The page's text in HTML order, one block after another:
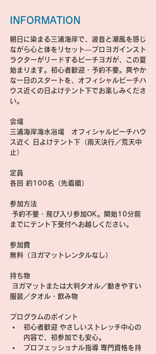
INFORMATION
朝日に染まる三浦海岸で、波音と潮風を感じ
ながら心と体をリセット―プロヨガインスト
ラクターがリードするビーチヨガが、この夏
始まります。初心者歓迎・予約不要。爽やか
な一日のスタートを、オフィシャルビーチハ
ウス近くの日よけテント下でお楽しみくださ
い。
会場
三浦海岸海水浴場　オフィシャルビーチハウ
ス近く 日よけテント下（雨天決行／荒天中
止）
定員
各回 約100名（先着順）
参加方法
予約不要・飛び入り参加OK。開始10分前
までにテント下受付へお越しください。
参加費
無料（ヨガマットレンタルなし）
持ち物
ヨガマットまたは大判タオル／動きやすい
服装／タオル・飲み物
プログラムのポイント
初心者歓迎 やさしいストレッチ中心の
内容で、初参加でも安心。
プロフェッショナル指導 専門資格を持